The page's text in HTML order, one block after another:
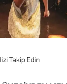
Takip Edin